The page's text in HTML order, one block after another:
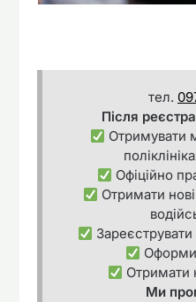
тел.
Після
Отримувати
Офіційно
Отримати
Отримати
Ми